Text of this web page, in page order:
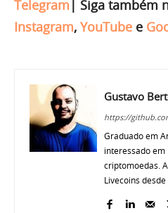
Telegram | Siga também
Instagram, YouTube e
Gustavo
https://
Graduado em
interessado em
criptomoedas.
Livecoins